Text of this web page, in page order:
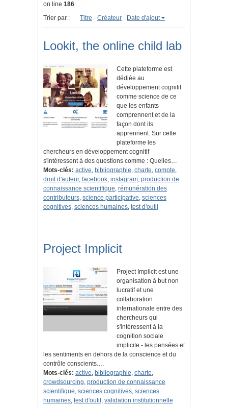
on line 186
Trier par :
Titre Créateur Date d'ajout
Lookit, the online child lab
Cette plateforme est
dédiée au
développement cognitif
comme science de ce
que les enfants
comprennent et de la
façon dont ils
apprennent. Sur cette
plateforme les
chercheurs en développement cognitif
s'intéressent à des questions comme : Quelles…
Mots-clés: active, bibliographie, charte, compte,
droit d'auteur, facebook, instagram, production de
connaissance scientifique, rémunération des
contributeurs, science participative, sciences
cognitives, sciences humaines, test d'outil
Project Implicit
Project Implicit est une
organisation à but non
lucratif et une
collaboration
internationale entre des
chercheurs qui
s'intéressent à la
cognition sociale
implicite - les pensées et
les sentiments en dehors de la conscience et du
contrôle conscients.…
Mots-clés: active, bibliographie, charte,
crowdsourcing, production de connaissance
scientifique, sciences cognitives, sciences
humaines, test d'outil , validation institutionnelle